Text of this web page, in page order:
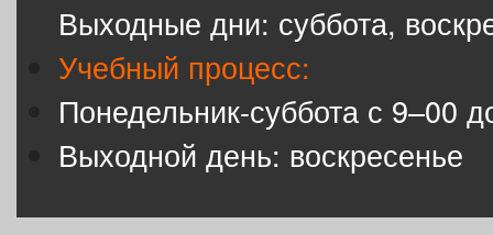
Выходные дни: суббота,
Учебный процесс:
Понедельник-суббота с 9–00
Выходной день: воскресенье